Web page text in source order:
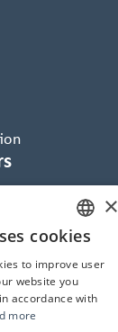
Notice
HUNGARIAN
ENGLISH
×
cookies
to improve user
website you
accordance with
more